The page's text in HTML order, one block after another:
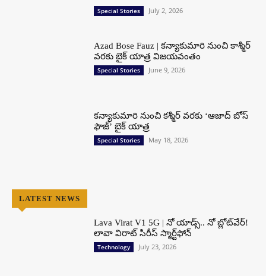
Special Stories July 2, 2026
Azad Bose Fauz | కన్యాకుమారి నుంచి కాశ్మీర్
వరకు బైక్ యాత్ర విజయవంతం
Special Stories June 9, 2026
కన్యాకుమారి నుంచి కశ్మీర్ వరకు ‘ఆజాద్ బోస్
ఫౌజ్’ బైక్ యాత్ర
Special Stories May 18, 2026
LATEST NEWS
Lava Virat V1 5G | నో యాడ్స్.. నో బ్లోట్‌వేర్!
లావా విరాట్ సిరీస్ స్మార్ట్‌ఫోన్​
Technology July 23, 2026